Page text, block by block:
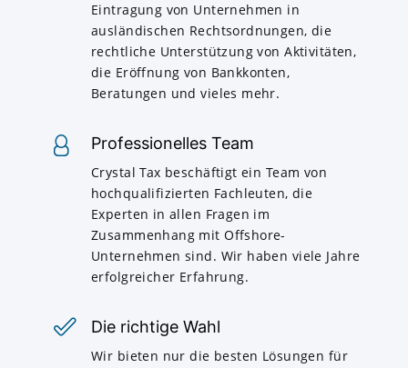
Eintragung von Unternehmen in
ausländischen Rechtsordnungen, die
rechtliche Unterstützung von Aktivitäten,
die Eröffnung von Bankkonten,
Beratungen und vieles mehr.
Professionelles Team
Crystal Tax beschäftigt ein Team von
hochqualifizierten Fachleuten, die
Experten in allen Fragen im
Zusammenhang mit Offshore-
Unternehmen sind. Wir haben viele Jahre
erfolgreicher Erfahrung.
Die richtige Wahl
Wir bieten nur die besten Lösungen für